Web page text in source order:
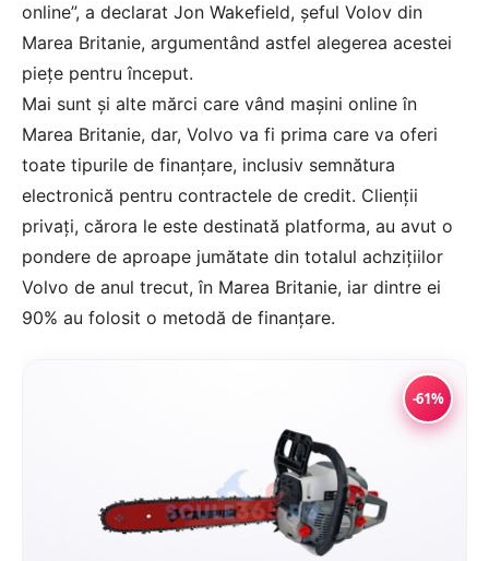
online”, a declarat Jon Wakefield, șeful Volov din
Marea Britanie, argumentând astfel alegerea acestei
piețe pentru început.
Mai sunt și alte mărci care vând mașini online în
Marea Britanie, dar, Volvo va fi prima care va oferi
toate tipurile de finanțare, inclusiv semnătura
electronică pentru contractele de credit. Clienții
privați, cărora le este destinată platforma, au avut o
pondere de aproape jumătate din totalul achzițiilor
Volvo de anul trecut, în Marea Britanie, iar dintre ei
90% au folosit o metodă de finanțare.
-61%